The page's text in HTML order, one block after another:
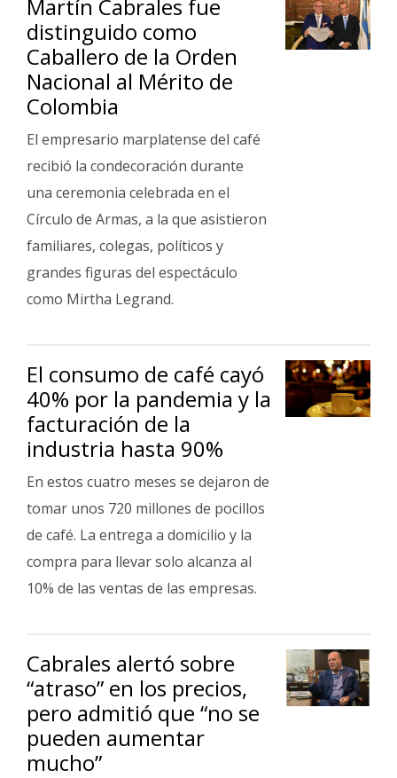
Martín Cabrales fue
distinguido como
Caballero de la Orden
Nacional al Mérito de
Colombia
El empresario marplatense del café
recibió la condecoración durante
una ceremonia celebrada en el
Círculo de Armas, a la que asistieron
familiares, colegas, políticos y
grandes figuras del espectáculo
como Mirtha Legrand.
El consumo de café cayó
40% por la pandemia y la
facturación de la
industria hasta 90%
En estos cuatro meses se dejaron de
tomar unos 720 millones de pocillos
de café. La entrega a domicilio y la
compra para llevar solo alcanza al
10% de las ventas de las empresas.
Cabrales alertó sobre
“atraso” en los precios,
pero admitió que “no se
pueden aumentar
mucho”